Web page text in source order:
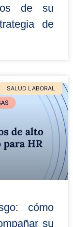
de su
de
SALUD LABORAL
cómo
su